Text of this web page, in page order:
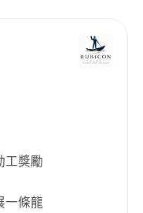
確保設備穩定運作
修工作
及巡查安排
答相關查詢
告
作
支援工作
工獎勵
一條龍